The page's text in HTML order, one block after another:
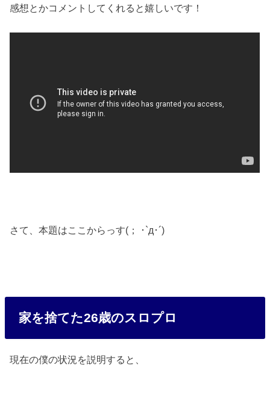
感想とかコメントしてくれると嬉しいです！
さて、本題はここからっす(； ･`д･´)
家を捨てた26歳のスロプロ
現在の僕の状況を説明すると、